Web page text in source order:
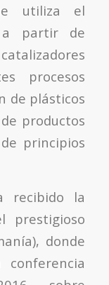
utiliza el
a partir de
procesos
de plásticos
productos
principios
recibido la
prestigioso
donde